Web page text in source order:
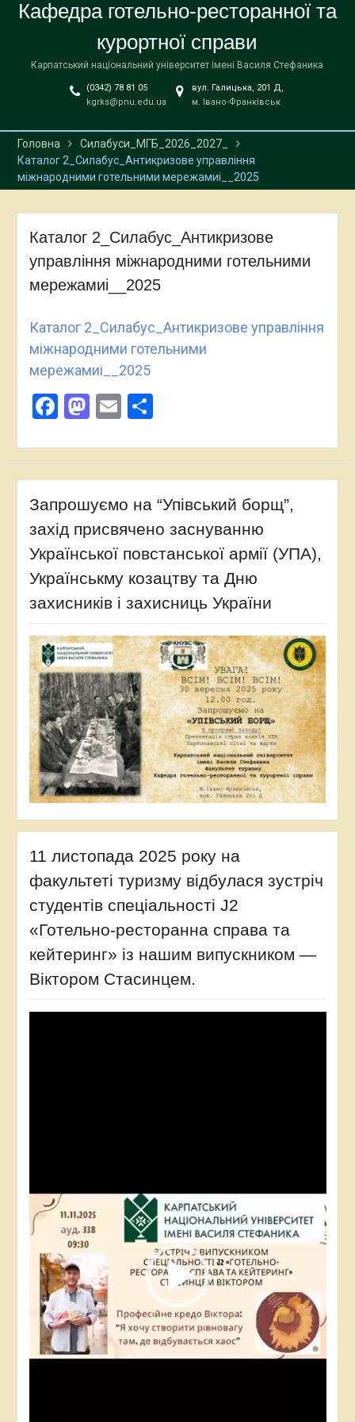
Кафедра готельно-ресторанної та
курортної справи
Карпатський національний університет імені Василя Стефаника
(0342) 78 81 05
kgrks@pnu.edu.ua
вул. Галицька, 201 Д,
м. Івано-Франківськ
Головна
Силабуси_МГБ_2026_2027_
Каталог 2_Силабус_Антикризове управління
міжнародними готельними мережамиі__2025
Каталог 2_Силабус_Антикризове
управління міжнародними готельними
мережамиі__2025
Каталог 2_Силабус_Антикризове управління
міжнародними готельними
мережамиі__2025
Facebook
Mastodon
EmailПоділитися
Запрошуємо на “Упівський борщ”,
захід присвячено заснуванню
Української повстанської армії (УПА),
Українськму козацтву та Дню
захисників і захисниць України
11 листопада 2025 року на
факультеті туризму відбулася зустріч
студентів спеціальності J2
«Готельно-ресторанна справа та
кейтеринг» із нашим випускником —
Віктором Стасинцем.